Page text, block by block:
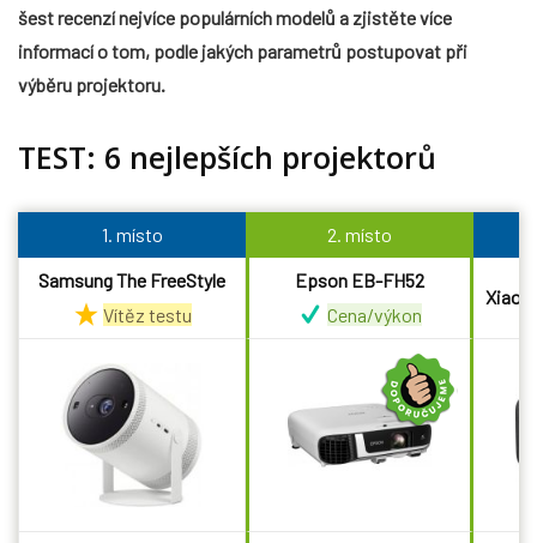
šest recenzí nejvíce populárních modelů a zjistěte více
informací o tom, podle jakých parametrů postupovat při
výběru projektoru.
TEST: 6 nejlepších projektorů
1. místo
2. místo
Samsung The FreeStyle
Vítěz testu
Epson EB-FH52
Cena/výkon